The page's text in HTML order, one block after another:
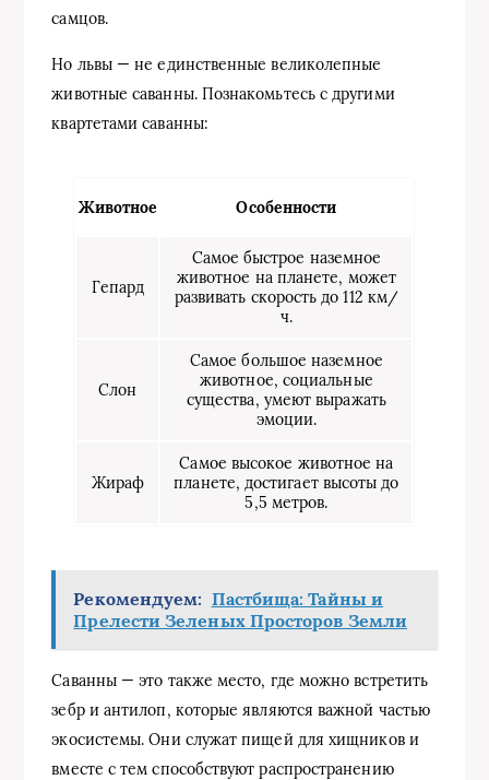
самцов.
Но львы — не единственные великолепные
животные саванны. Познакомьтесь с другими
квартетами саванны:
Животное Особенности
Гепард
Самое быстрое наземное
животное на планете, может
развивать скорость до 112 км/
ч.
Слон
Самое большое наземное
животное, социальные
существа, умеют выражать
эмоции.
Жираф
Самое высокое животное на
планете, достигает высоты до
5,5 метров.
Рекомендуем: Пастбища: Тайны и
Прелести Зеленых Просторов Земли
Саванны — это также место, где можно встретить
зебр и антилоп, которые являются важной частью
экосистемы. Они служат пищей для хищников и
вместе с тем способствуют распространению